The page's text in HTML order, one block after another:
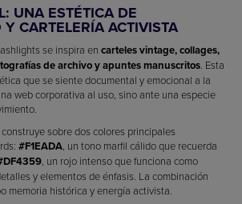
UNA ESTÉTICA DE
CARTELERÍA ACTIVISTA
se inspira en carteles vintage, collages,
de archivo y apuntes manuscritos. Esta
que se siente documental y emocional a la
web corporativa al uso, sino ante una especie
sobre dos colores principales
#F1EADA, un tono marfil cálido que recuerda
, un rojo intenso que funciona como
y elementos de énfasis. La combinación
memoria histórica y energía activista.